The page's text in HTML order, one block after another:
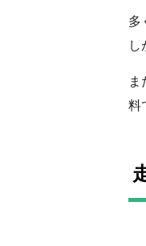
多
し
ま
料